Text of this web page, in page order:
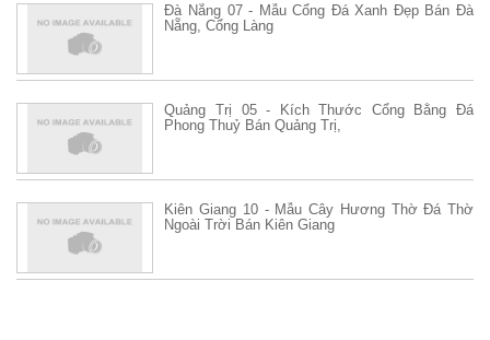
Đà Nẵng 07 - Mẫu Cổng Đá Xanh Đẹp Bán Đà
Nẵng, Cổng Làng
Quảng Trị 05 - Kích Thước Cổng Bằng Đá
Phong Thuỷ Bán Quảng Trị,
Kiên Giang 10 - Mẫu Cây Hương Thờ Đá Thờ
Ngoài Trời Bán Kiên Giang